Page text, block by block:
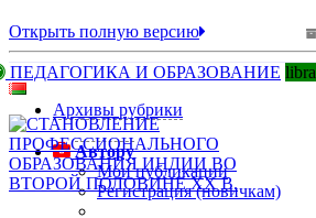
Открыть полную версию
ПЕДАГОГИКА И ОБРАЗОВАНИЕ
Архивы рубрики
Автору
Мои публикации
Регистрация (новичкам)